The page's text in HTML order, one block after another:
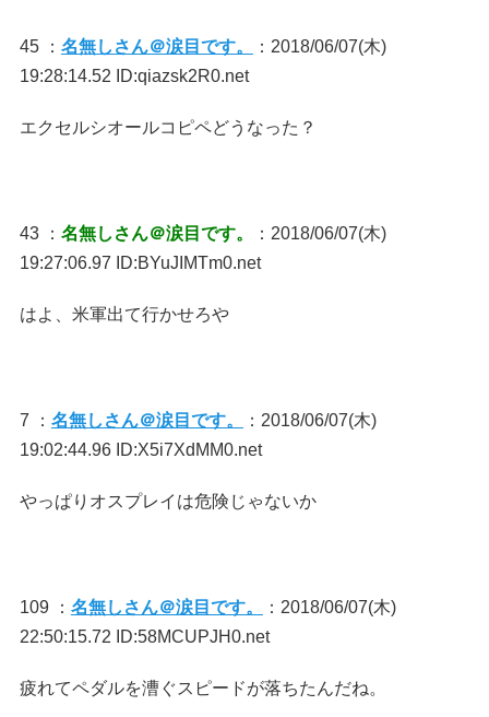
45 ： 名無しさん＠涙目です。
：2018/06/07(木)
19:28:14.52 ID:qiazsk2R0.net
エクセルシオールコピペどうなった？
43 ： 名無しさん＠涙目です。
：2018/06/07(木)
19:27:06.97 ID:BYuJIMTm0.net
はよ、米軍出て行かせろや
7 ： 名無しさん＠涙目です。
：2018/06/07(木)
19:02:44.96 ID:X5i7XdMM0.net
やっぱりオスプレイは危険じゃないか
109 ： 名無しさん＠涙目です。
：2018/06/07(木)
22:50:15.72 ID:58MCUPJH0.net
疲れてペダルを漕ぐスピードが落ちたんだね。